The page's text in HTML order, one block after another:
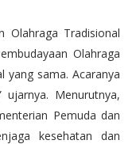
Olahraga Tradisional
Olahraga
yang sama. Acaranya
ujarnya. Menurutnya,
Pemuda dan
kesehatan dan